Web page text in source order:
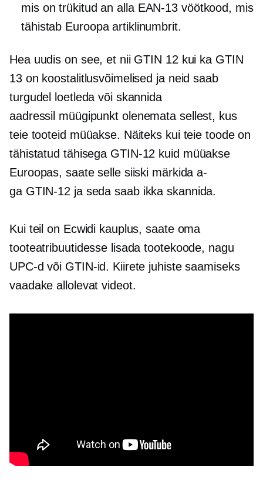
mis on trükitud an alla EAN-13 vöötkood, mis
tähistab Euroopa artiklinumbrit.
Hea uudis on see, et nii GTIN 12 kui ka GTIN
13 on koostalitlusvõimelised ja neid saab
turgudel loetleda või skannida
aadressil müügipunkt olenemata sellest, kus
teie tooteid müüakse. Näiteks kui teie toode on
tähistatud tähisega GTIN-12 kuid müüakse
Euroopas, saate selle siiski märkida a-
ga GTIN-12 ja seda saab ikka skannida.
Kui teil on Ecwidi kauplus, saate oma
tooteatribuutidesse lisada tootekoode, nagu
UPC-d või GTIN-id. Kiirete juhiste saamiseks
vaadake allolevat videot.